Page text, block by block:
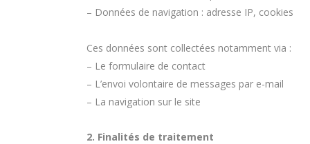
– Données de navigation : adresse IP, cookies
Ces données sont collectées notamment via :
– Le formulaire de contact
– L’envoi volontaire de messages par e-mail
– La navigation sur le site
2. Finalités de traitement